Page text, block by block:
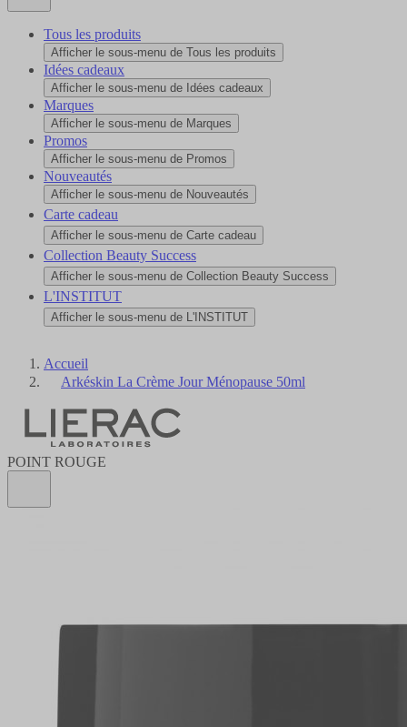
Tous les produits
Afficher le sous-menu de Tous les produits
Idées cadeaux
Afficher le sous-menu de Idées cadeaux
Marques
Afficher le sous-menu de Marques
Promos
Afficher le sous-menu de Promos
Nouveautés
Afficher le sous-menu de Nouveautés
Carte cadeau
Afficher le sous-menu de Carte cadeau
Collection Beauty Success
Afficher le sous-menu de Collection Beauty Success
L'INSTITUT
Afficher le sous-menu de L'INSTITUT
Accueil
Arkéskin La Crème Jour Ménopause 50ml
POINT ROUGE